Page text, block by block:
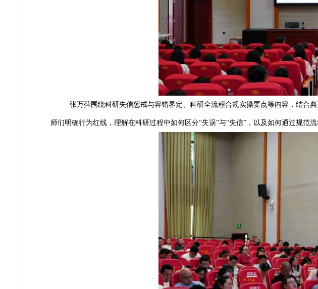
张万萍围绕科研失信惩戒与容错界定、科研全流程合规实操要点等
师们明确行为红线，理解在科研过程中如何区分“失误”与“失信”，以及